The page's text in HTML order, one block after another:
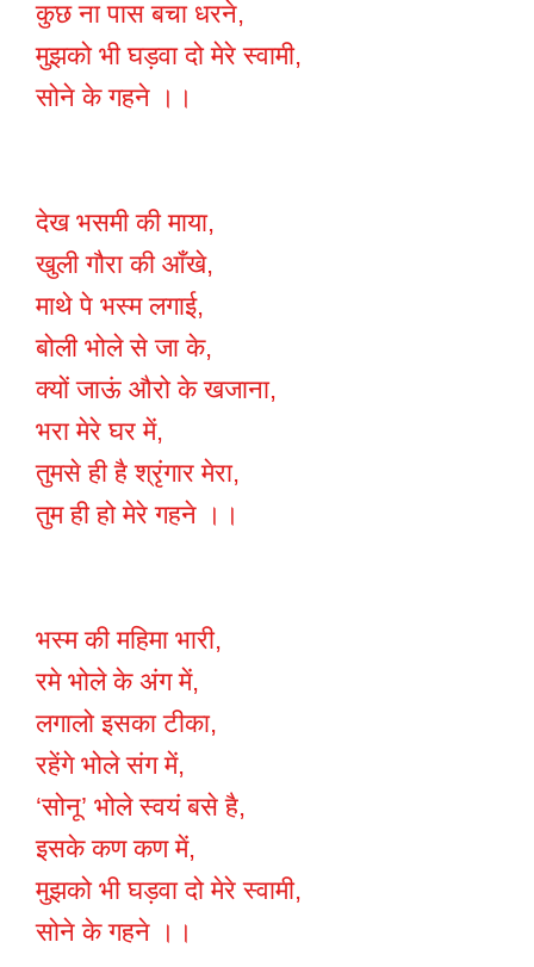
कुछ ना पास बचा धरने,
मुझको भी घड़वा दो मेरे स्वामी,
सोने के गहने ।।
देख भसमी की माया,
खुली गौरा की आँखे,
माथे पे भस्म लगाई,
बोली भोले से जा के,
क्यों जाऊं औरो के खजाना,
भरा मेरे घर में,
तुमसे ही है श्रृंगार मेरा,
तुम ही हो मेरे गहने ।।
भस्म की महिमा भारी,
रमे भोले के अंग में,
लगालो इसका टीका,
रहेंगे भोले संग में,
‘सोनू’ भोले स्वयं बसे है,
इसके कण कण में,
मुझको भी घड़वा दो मेरे स्वामी,
सोने के गहने ।।